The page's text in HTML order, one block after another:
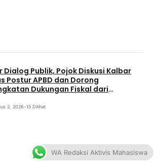
Dialog Publik, Pojok Diskusi Kalbar
Postur APBD dan Dorong
Dukungan Fiskal dari
2, 2026•15 Dilihat
WA Redaksi Aktivis Mahasiswa